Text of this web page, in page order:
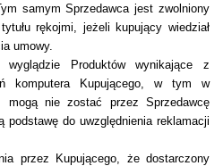
samym Sprzedawca jest zwolniony
rękojmi, jeżeli kupujący wiedział
umowy.
wyglądzie Produktów wynikające z
komputera Kupującego, w tym w
mogą nie zostać przez Sprzedawcę
podstawę do uwzględnienia reklamacji
przez Kupującego, że dostarczony